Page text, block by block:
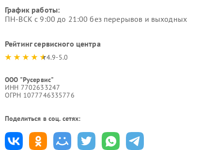
График работы:
ПН-ВСК с 9:00 до 21:00 без перерывов и выходных
Рейтинг сервисного центра
4.9-5.0
ООО "Русервис"
ИНН 7702633247
ОГРН 1077746335776
Поделиться в соц. сетях: